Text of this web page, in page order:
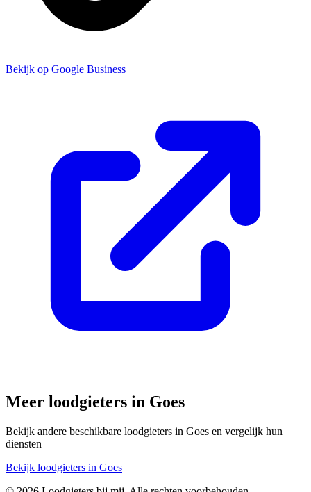
Bekijk op Google Business
Meer loodgieters in Goes
Bekijk andere beschikbare loodgieters in Goes en vergelijk hun
diensten
Bekijk loodgieters in Goes